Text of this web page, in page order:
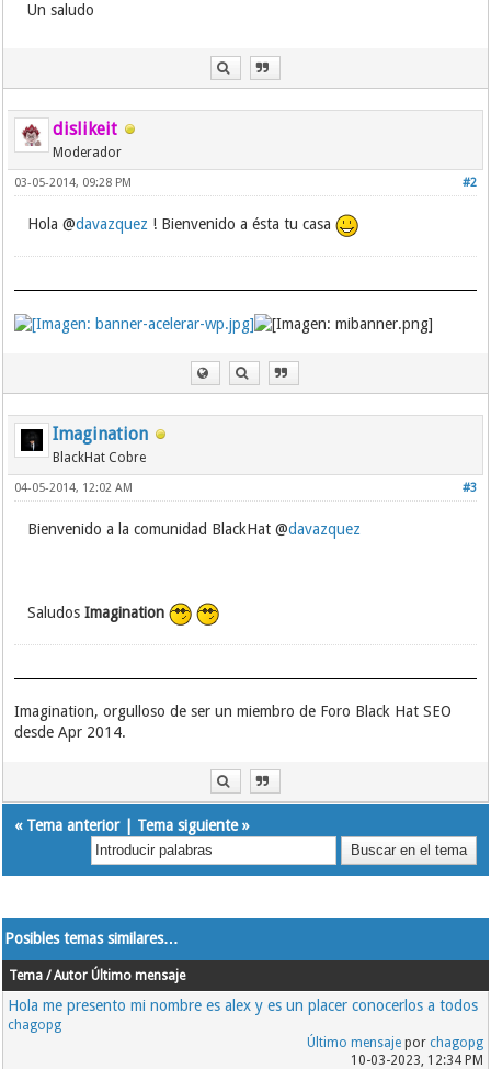
Un saludo
dislikeit
Moderador
#2
03-05-2014, 09:28 PM
Hola @davazquez ! Bienvenido a ésta tu casa
Imagination
BlackHat Cobre
#3
04-05-2014, 12:02 AM
Bienvenido a la comunidad BlackHat @davazquez
SaludosImagination
Imagination, orgulloso de ser un miembro de Foro Black Hat SEO
desde Apr 2014.
« Tema anterior| Tema siguiente»
Posibles temas similares…
Tema / Autor Último mensaje
Hola me presento mi nombre es alex y es un placer conocerlos a todos
chagopg
Último mensajepor chagopg
10-03-2023, 12:34 PM